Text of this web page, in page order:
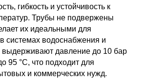
гибкость и устойчивость к
Трубы не подвержены
их идеальными для
системах водоснабжения и
выдерживают давление до 10 бар
95 °C, что подходит для
и коммерческих нужд.